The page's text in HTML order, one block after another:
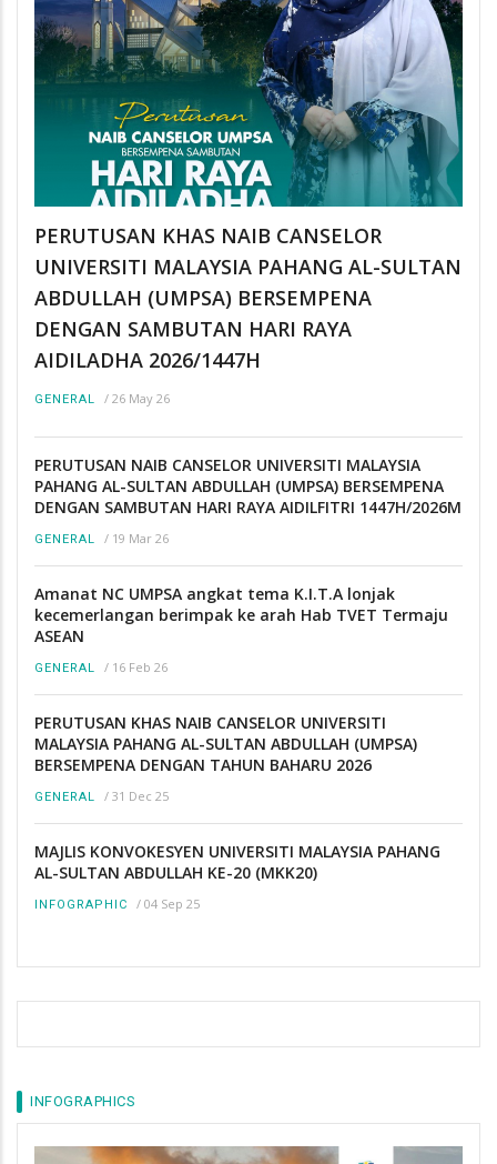
PERUTUSAN KHAS NAIB CANSELOR
UNIVERSITI MALAYSIA PAHANG AL-SULTAN
ABDULLAH (UMPSA) BERSEMPENA
DENGAN SAMBUTAN HARI RAYA
AIDILADHA 2026/1447H
GENERAL / 26 May 26
PERUTUSAN NAIB CANSELOR UNIVERSITI MALAYSIA
PAHANG AL-SULTAN ABDULLAH (UMPSA) BERSEMPENA
DENGAN SAMBUTAN HARI RAYA AIDILFITRI 1447H/2026M
GENERAL / 19 Mar 26
Amanat NC UMPSA angkat tema K.I.T.A lonjak
kecemerlangan berimpak ke arah Hab TVET Termaju
ASEAN
GENERAL / 16 Feb 26
PERUTUSAN KHAS NAIB CANSELOR UNIVERSITI
MALAYSIA PAHANG AL-SULTAN ABDULLAH (UMPSA)
BERSEMPENA DENGAN TAHUN BAHARU 2026
GENERAL / 31 Dec 25
MAJLIS KONVOKESYEN UNIVERSITI MALAYSIA PAHANG
AL-SULTAN ABDULLAH KE-20 (MKK20)
INFOGRAPHIC / 04 Sep 25
INFOGRAPHICS